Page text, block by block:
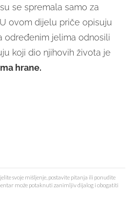
se spremala samo za
ovom dijelu priče opisuju
određenim jelima odnosili
koji dio njihovih života je
hrane.
svoje mišljenje, postavite pitanja ili ponudite
može potaknuti zanimljiv dijalog i obogatiti